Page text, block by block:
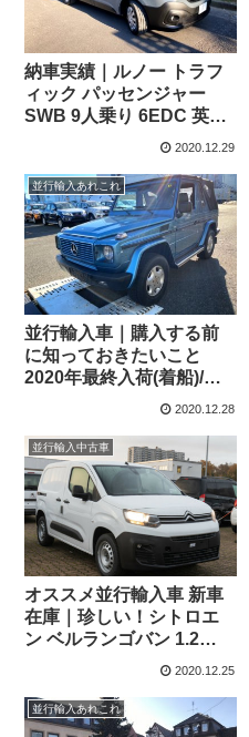
納車実績｜ルノー トラフ
ィック パッセンジャー
SWB 9人乗り 6EDC 英国
右ハンドルを地元神奈川
2020.12.29
並行輸入あれこれ
並行輸入車｜購入する前
に知っておきたいこと
2020年最終入荷(着船)/メ
ルセデスベンツG320・
2020.12.28
並行輸入中古車
オススメ並行輸入車 新車
在庫｜珍しい！シトロエ
ン ベルランゴバン 1.2
PureTech130 ドライバー
ドル
2020.12.25
並行輸入あれこれ